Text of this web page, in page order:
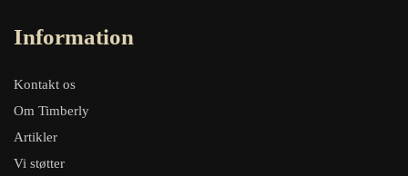
Information
Kontakt os
Om Timberly
Artikler
Vi støtter